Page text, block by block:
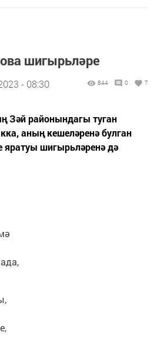
шигырьләре
- 08:30 844 0 7
Зәй районындагы туган
аның кешеләренә булган
яратуы шигырьләренә дә